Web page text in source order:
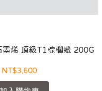
墨烯 頂級T1棕櫚蠟 200G
NT$3,600